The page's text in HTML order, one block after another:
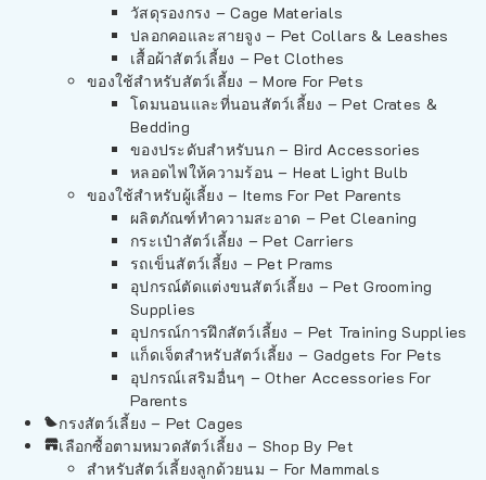
วัสดุรองกรง – Cage Materials
ปลอกคอและสายจูง – Pet Collars & Leashes
เสื้อผ้าสัตว์เลี้ยง – Pet Clothes
ของใช้สำหรับสัตว์เลี้ยง – More For Pets
โดมนอนและที่นอนสัตว์เลี้ยง – Pet Crates &
Bedding
ของประดับสำหรับนก – Bird Accessories
หลอดไฟให้ความร้อน – Heat Light Bulb
ของใช้สำหรับผู้เลี้ยง – Items For Pet Parents
ผลิตภัณฑ์ทำความสะอาด – Pet Cleaning
กระเป๋าสัตว์เลี้ยง – Pet Carriers
รถเข็นสัตว์เลี้ยง – Pet Prams
อุปกรณ์ตัดแต่งขนสัตว์เลี้ยง – Pet Grooming
Supplies
อุปกรณ์การฝึกสัตว์เลี้ยง – Pet Training Supplies
แก็ดเจ็ตสำหรับสัตว์เลี้ยง – Gadgets For Pets
อุปกรณ์เสริมอื่นๆ – Other Accessories For
Parents
กรงสัตว์เลี้ยง – Pet Cages
เลือกซื้อตามหมวดสัตว์เลี้ยง – Shop By Pet
สำหรับสัตว์เลี้ยงลูกด้วยนม – For Mammals